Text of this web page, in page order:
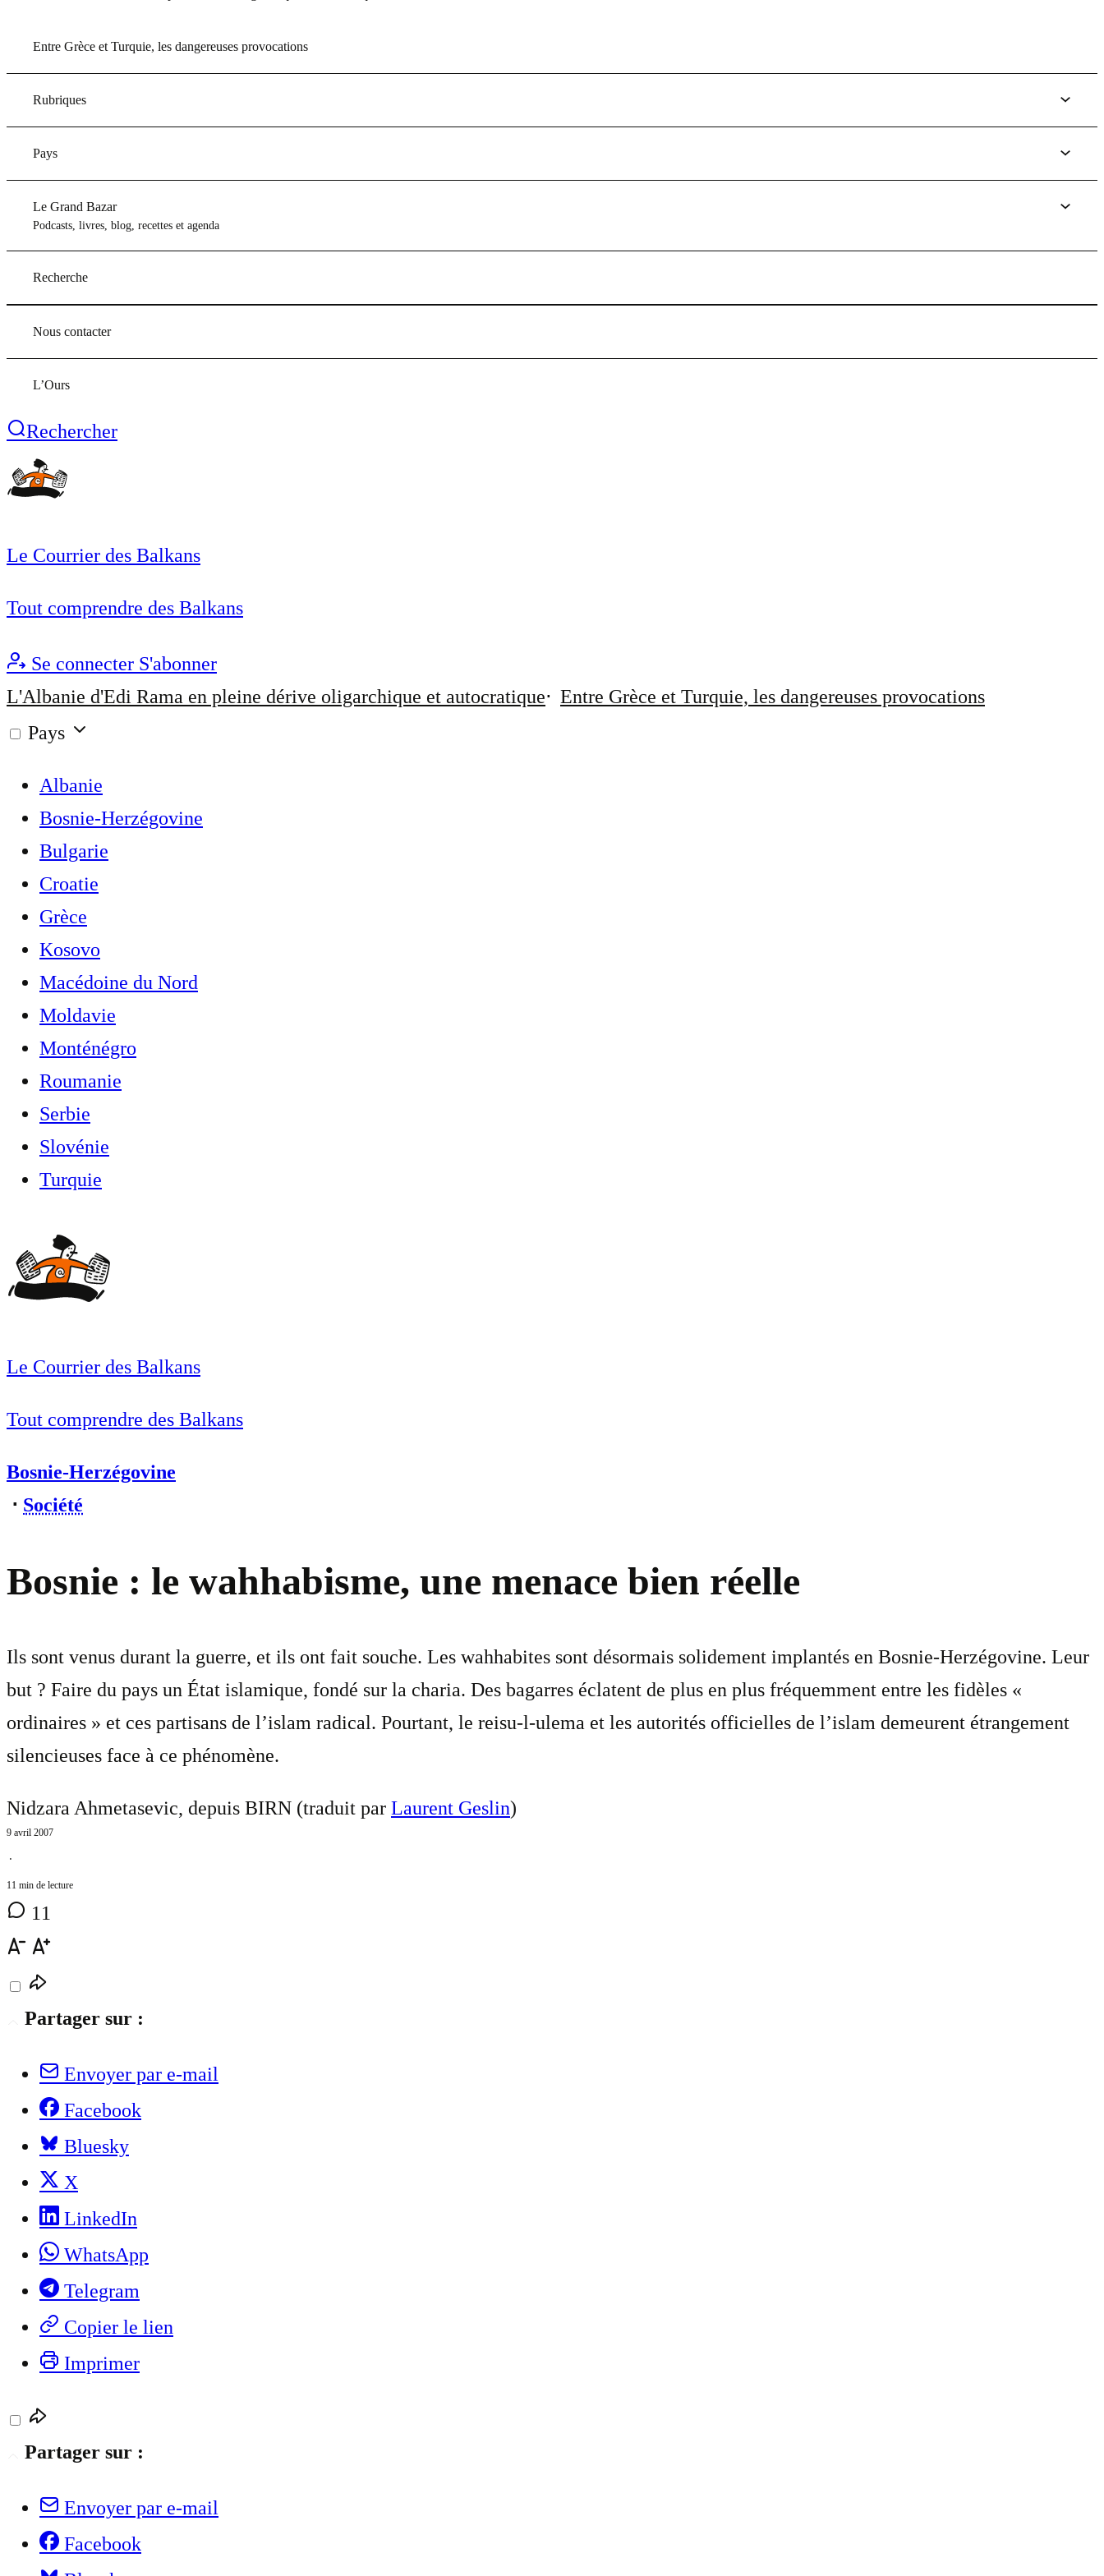
Entre Grèce et Turquie, les dangereuses provocations
Rubriques
Pays
Le Grand Bazar
Podcasts, livres, blog, recettes et agenda
Recherche
Nous contacter
L’Ours
Rechercher
Le Courrier des Balkans
Tout comprendre des Balkans
Se connecter S'abonner
L'Albanie d'Edi Rama en pleine dérive oligarchique et autocratique
Entre Grèce et Turquie, les dangereuses provocations
Pays
Albanie
Bosnie-Herzégovine
Bulgarie
Croatie
Grèce
Kosovo
Macédoine du Nord
Moldavie
Monténégro
Roumanie
Serbie
Slovénie
Turquie
Le Courrier des Balkans
Tout comprendre des Balkans
Bosnie-Herzégovine
⋅ Société
Bosnie : le wahhabisme, une menace bien réelle
Ils sont venus durant la guerre, et ils ont fait souche. Les wahhabites sont désormais solidement implantés en Bosnie-Herzégovine. Leur
but ? Faire du pays un État islamique, fondé sur la charia. Des bagarres éclatent de plus en plus fréquemment entre les fidèles «
ordinaires » et ces partisans de l’islam radical. Pourtant, le reisu-l-ulema et les autorités officielles de l’islam demeurent étrangement
silencieuses face à ce phénomène.
Nidzara Ahmetasevic, depuis BIRN (traduit par Laurent Geslin)
9 avril 2007
⋅
11 min de lecture
11
Partager sur :
Envoyer par e-mail
Facebook
Bluesky
X
LinkedIn
WhatsApp
Telegram
Copier le lien
Imprimer
Partager sur :
Envoyer par e-mail
Facebook